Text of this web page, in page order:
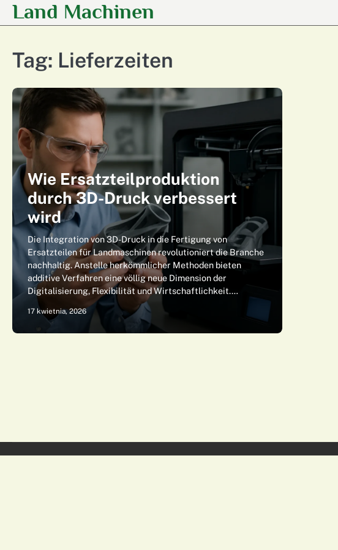
SkipLand Machinen
Tag: Lieferzeiten
Wie Ersatzteilproduktion
durch 3D-Druck verbessert
wird
Die Integration von 3D-Druck in die Fertigung von
Ersatzteilen für Landmaschinen revolutioniert die Branche
nachhaltig. Anstelle herkömmlicher Methoden bieten
additive Verfahren eine völlig neue Dimension der
Digitalisierung, Flexibilität und Wirtschaftlichkeit.…
17 kwietnia, 2026